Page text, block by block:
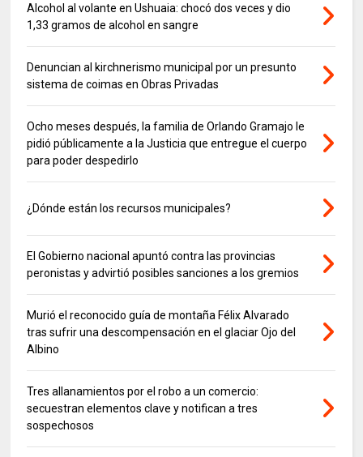
Alcohol al volante en Ushuaia: chocó dos veces y dio
1,33 gramos de alcohol en sangre
Denuncian al kirchnerismo municipal por un presunto
sistema de coimas en Obras Privadas
Ocho meses después, la familia de Orlando Gramajo le
pidió públicamente a la Justicia que entregue el cuerpo
para poder despedirlo
¿Dónde están los recursos municipales?
El Gobierno nacional apuntó contra las provincias
peronistas y advirtió posibles sanciones a los gremios
Murió el reconocido guía de montaña Félix Alvarado
tras sufrir una descompensación en el glaciar Ojo del
Albino
Tres allanamientos por el robo a un comercio:
secuestran elementos clave y notifican a tres
sospechosos